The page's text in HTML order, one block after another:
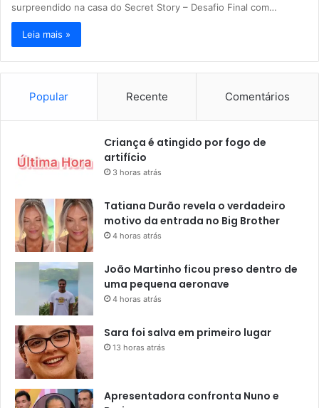
surpreendido na casa do Secret Story – Desafio Final com…
Leia mais »
Popular Recente Comentários
Criança é atingido por fogo de
artifício
3 horas atrás
Tatiana Durão revela o verdadeiro
motivo da entrada no Big Brother
4 horas atrás
João Martinho ficou preso dentro de
uma pequena aeronave
4 horas atrás
Sara foi salva em primeiro lugar
13 horas atrás
Apresentadora confronta Nuno e